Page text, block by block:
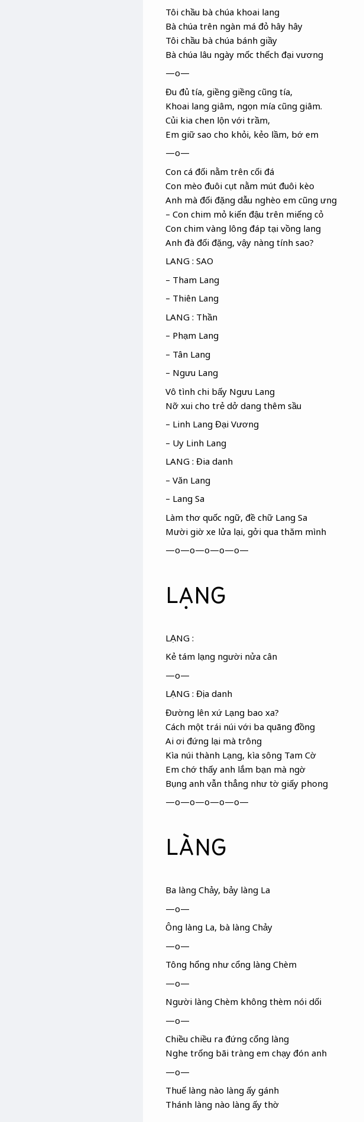
Tôi chầu bà chúa khoai lang
Bà chúa trên ngàn má đỏ hây hây
Tôi chầu bà chúa bánh giầy
Bà chúa lâu ngày mốc thếch đại vương
—o—
Đu đủ tía, giềng giềng cũng tía,
Khoai lang giâm, ngọn mía cũng giâm.
Củi kia chen lộn với trầm,
Em giữ sao cho khỏi, kẻo lầm, bớ em
—o—
Con cá đốinằm trên cối đá
Con mèo đuôi cụt nằm mút đuôi kèo
Anh mà đối đặng dẫu nghèo em cũng ưng
– Con chim mỏ kiến đậu trên miếng cỏ
Con chim vàng lông đáp tại vồng lang
Anh đà đối đặng, vậy nàng tính sao?
LANG : SAO
– Tham Lang
– Thiên Lang
LANG : Thần
– Phạm Lang
– Tân Lang
– Ngưu Lang
Vô tình chi bấy Ngưu Lang
Nỡ xui cho trẻ dở dang thêm sầu
– Linh Lang Đại Vương
– Uy Linh Lang
LANG : Đia danh
– Văn Lang
– Lang Sa
Làm thơ quốc ngữ, đề chữ Lang Sa
Mười giờ xe lửa lại, gởi qua thăm mình
—o—o—o—o—o—
LẠNG
LẠNG :
Kẻ tám lạng người nửa cân
—o—
LẠNG : Địa danh
Đường lên xứ Lạng bao xa?
Cách một trái núi với ba quãng đồng
Ai ơi đứng lại mà trông
Kìa núi thành Lạng, kìa sông Tam Cờ
Em chớ thấy anh lắm bạn mà ngờ
Bụng anh vẫn thẳng như tờ giấy phong
—o—o—o—o—o—
LÀNG
Ba làng Chảy, bảy làng La
—o—
Ông làng La, bà làng Chảy
—o—
Tông hổng như cổng làng Chèm
—o—
Người làng Chèm không thèm nói dối
—o—
Chiều chiều ra đứng cổng làng
Nghe trống bãi tràng em chạy đón anh
—o—
Thuế làng nào làng ấy gánh
Thánh làng nào làng ấy thờ